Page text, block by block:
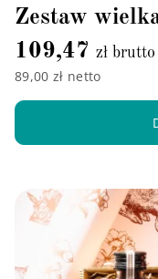
Zestaw
109,47 zł brutto
89,00 zł netto